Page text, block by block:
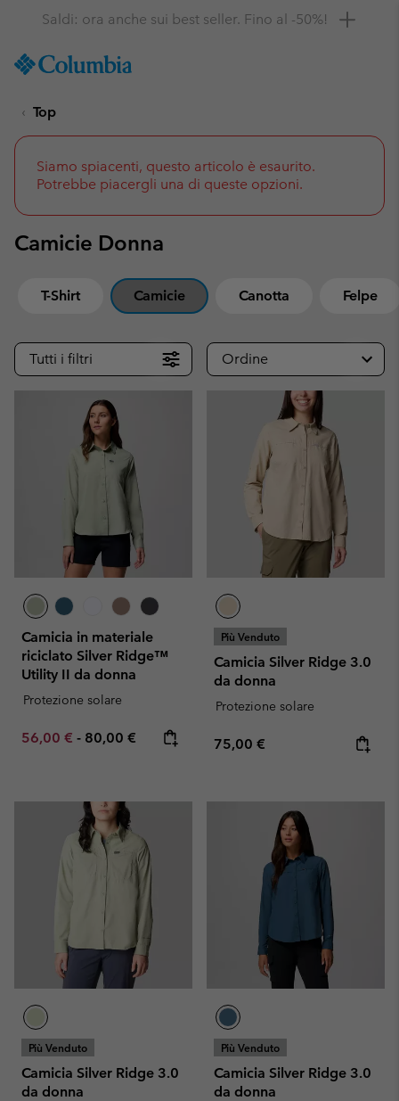
TO
SKIP
NAV
TO
SEARCH
Ottieni il 10% di sconto
Top
Siamo spiacenti, questo articolo è esaurito.
Potrebbe piacergli una di queste opzioni.
Camicie Donna
T-Shirt Camicie Canotta Felpe
Tutti i filtri Ordine
Camicia in materiale
riciclato Silver Ridge™
Utility II da donna
Protezione solare
Minimum sale price:
56,00 € - Maximum price:
80,00 €
Più Venduto
Camicia Silver Ridge 3.0
da donna
Protezione solare
Regular price:
75,00 €
Più Venduto
Camicia Silver Ridge 3.0
da donna
Più Venduto
Camicia Silver Ridge 3.0
da donna